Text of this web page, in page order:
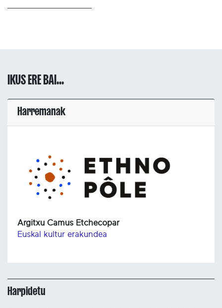
IKUS ERE BAI...
Harremanak
Argitxu Camus Etchecopar
Euskal kultur erakundea
Harpidetu